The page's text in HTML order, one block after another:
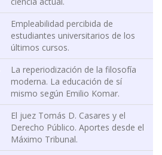
Empleabilidad percibida de
estudiantes universitarios de los
últimos cursos.
La reperiodización de la filosofía
moderna. La educación de sí
mismo según Emilio Komar.
El juez Tomás D. Casares y el
Derecho Público. Aportes desde el
Máximo Tribunal.